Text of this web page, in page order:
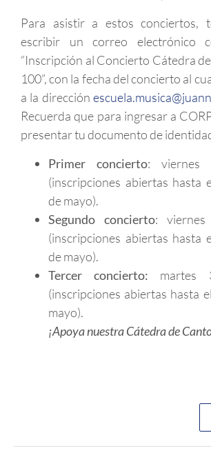
Para asistir a estos conciertos,
escribir un correo electrónico
“Inscripción al Concierto Cátedra
100”, con la fecha del concierto al
a la dirección
Recuerda que para ingresar a
presentar tu documento de
Primer concierto: viernes
(inscripciones abiertas hasta
de mayo).
Segundo concierto:
(inscripciones abiertas hasta
de mayo).
Tercer concierto: martes
(inscripciones abiertas hasta
mayo).
¡Apoya nuestra Cátedra de